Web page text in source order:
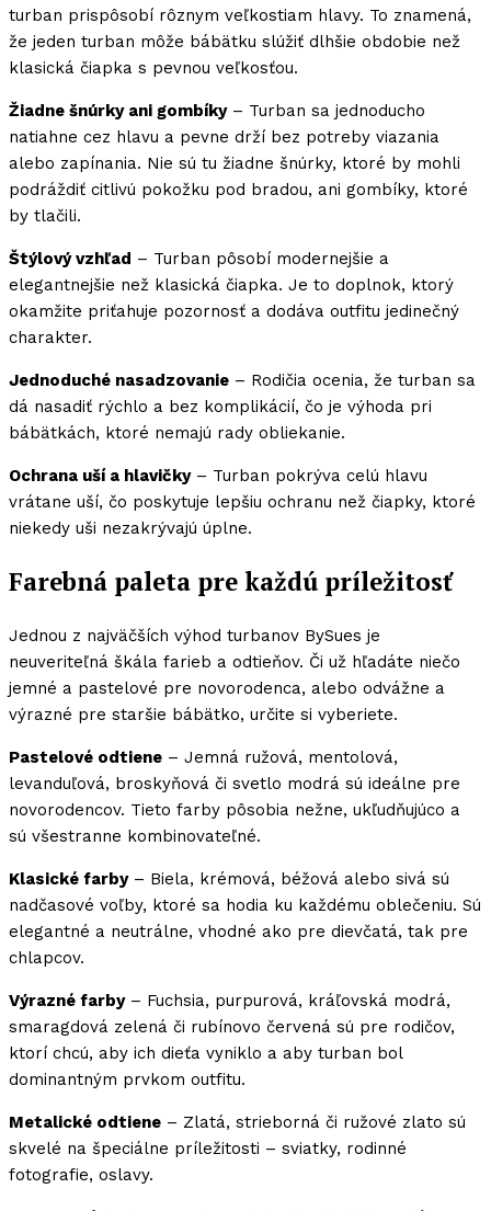
turban prispôsobí rôznym veľkostiam hlavy. To znamená,
že jeden turban môže bábätku slúžiť dlhšie obdobie než
klasická čiapka s pevnou veľkosťou.
Žiadne šnúrky ani gombíky– Turban sa jednoducho
natiahne cez hlavu a pevne drží bez potreby viazania
alebo zapínania. Nie sú tu žiadne šnúrky, ktoré by mohli
podráždiť citlivú pokožku pod bradou, ani gombíky, ktoré
by tlačili.
Štýlový vzhľad – Turban pôsobí modernejšie a
elegantnejšie než klasická čiapka. Je to doplnok, ktorý
okamžite priťahuje pozornosť a dodáva outfitu jedinečný
charakter.
Jednoduché nasadzovanie – Rodičia ocenia, že turban sa
dá nasadiť rýchlo a bez komplikácií, čo je výhoda pri
bábätkách, ktoré nemajú rady obliekanie.
Ochrana uší a hlavičky– Turban pokrýva celú hlavu
vrátane uší, čo poskytuje lepšiu ochranu než čiapky, ktoré
niekedy uši nezakrývajú úplne.
Farebná paleta pre každú príležitosť
Jednou z najväčších výhod turbanov BySues je
neuveriteľná škála farieb a odtieňov. Či už hľadáte niečo
jemné a pastelové pre novorodenca, alebo odvážne a
výrazné pre staršie bábätko, určite si vyberiete.
Pastelové odtiene – Jemná ružová, mentolová,
levanduľová, broskyňová či svetlo modrá sú ideálne pre
novorodencov. Tieto farby pôsobia nežne, ukľudňujúco a
sú všestranne kombinovateľné.
Klasické farby– Biela, krémová, béžová alebo sivá sú
nadčasové voľby, ktoré sa hodia ku každému oblečeniu. Sú
elegantné a neutrálne, vhodné ako pre dievčatá, tak pre
chlapcov.
Výrazné farby– Fuchsia, purpurová, kráľovská modrá,
smaragdová zelená či rubínovo červená sú pre rodičov,
ktorí chcú, aby ich dieťa vyniklo a aby turban bol
dominantným prvkom outfitu.
Metalické odtiene – Zlatá, strieborná či ružové zlato sú
skvelé na špeciálne príležitosti – sviatky, rodinné
fotografie, oslavy.